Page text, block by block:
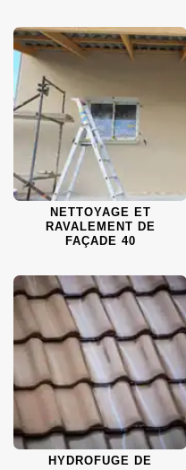
NETTOYAGE ET
RAVALEMENT DE
FAÇADE 40
HYDROFUGE DE